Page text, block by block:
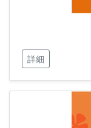
詳細